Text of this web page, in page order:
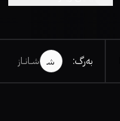
بەرگ: شـ شــانــاز